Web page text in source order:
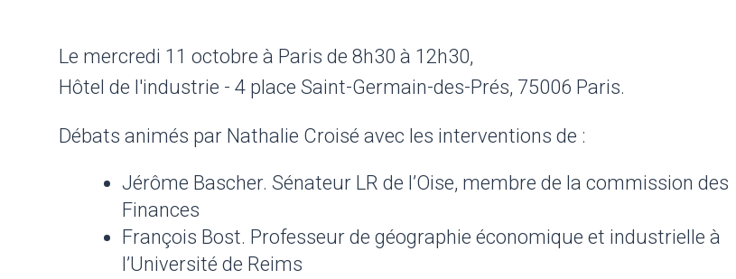
Le mercredi 11 octobre à Paris de 8h30 à 12h30,
Hôtel de l'industrie - 4 place Saint-Germain-des-Prés, 75006 Paris.
Débats animés par Nathalie Croisé avec les interventions de :
Jérôme Bascher. Sénateur LR de l’Oise, membre de la commission des
Finances
François Bost. Professeur de géographie économique et industrielle à
l’Université de Reims